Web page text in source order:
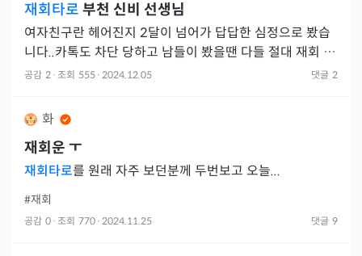
재회타로 부천 신비 선생님
여자친구란 헤어진지 2달이 넘어가 답답한 심정으로 봤습
니다..카톡도 차단 당하고 남들이 봤을땐 다들 절대 재회 불
가능하다라고 했는데 신비 선생님이 유일하게 1주일안에
공감 2 · 조회 555 · 2024.12.05 댓글 2
화
재회운 ㅜ
재회타로를 원래 자주 보던분께 두번보고 오늘...
#재회
공감 0 · 조회 770 · 2024.11.25 댓글 9